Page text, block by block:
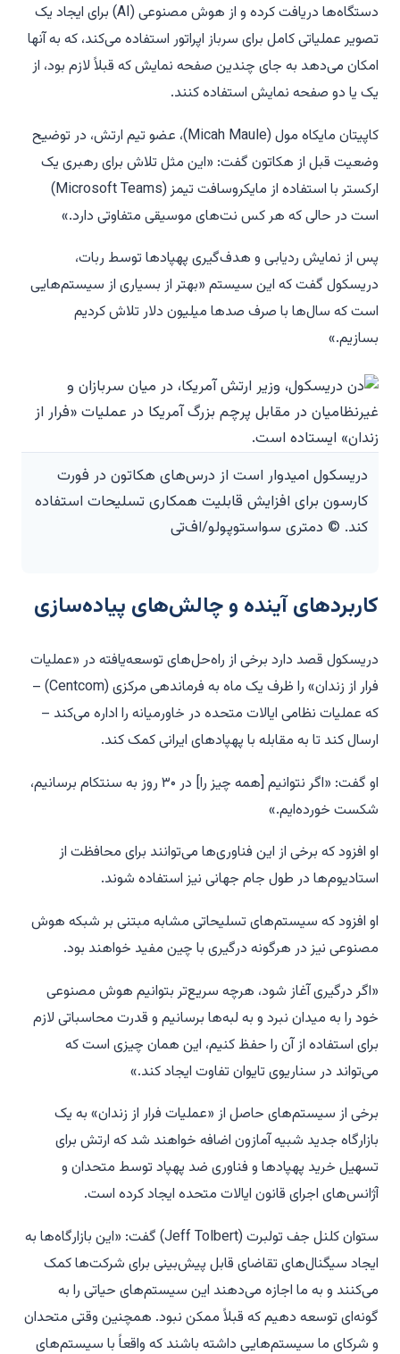
دستگاه‌ها دریافت کرده و از هوش مصنوعی (AI) برای ایجاد یک
تصویر عملیاتی کامل برای سرباز اپراتور استفاده می‌کند، که به آنها
امکان می‌دهد به جای چندین صفحه نمایش که قبلاً لازم بود، از
یک یا دو صفحه نمایش استفاده کنند.
کاپیتان مایکاه مول (Micah Maule)، عضو تیم ارتش، در توضیح
وضعیت قبل از هکاتون گفت: «این مثل تلاش برای رهبری یک
ارکستر با استفاده از مایکروسافت تیمز (Microsoft Teams)
است در حالی که هر کس نت‌های موسیقی متفاوتی دارد.»
پس از نمایش ردیابی و هدف‌گیری پهپادها توسط ربات،
دریسکول گفت که این سیستم «بهتر از بسیاری از سیستم‌هایی
است که سال‌ها با صرف صدها میلیون دلار تلاش کردیم
بسازیم.»
دریسکول امیدوار است از درس‌های هکاتون در فورت
کارسون برای افزایش قابلیت همکاری تسلیحات استفاده
کند. © دمتری سواستوپولو/اف‌تی
کاربردهای آینده و چالش‌های پیاده‌سازی
دریسکول قصد دارد برخی از راه‌حل‌های توسعه‌یافته در «عملیات
فرار از زندان» را ظرف یک ماه به فرماندهی مرکزی (Centcom) –
که عملیات نظامی ایالات متحده در خاورمیانه را اداره می‌کند –
ارسال کند تا به مقابله با پهپادهای ایرانی کمک کند.
او گفت: «اگر نتوانیم [همه چیز را] در ۳۰ روز به سنتکام برسانیم،
شکست خورده‌ایم.»
او افزود که برخی از این فناوری‌ها می‌توانند برای محافظت از
استادیوم‌ها در طول جام جهانی نیز استفاده شوند.
او افزود که سیستم‌های تسلیحاتی مشابه مبتنی بر شبکه هوش
مصنوعی نیز در هرگونه درگیری با چین مفید خواهند بود.
«اگر درگیری آغاز شود، هرچه سریع‌تر بتوانیم هوش مصنوعی
خود را به میدان نبرد و به لبه‌ها برسانیم و قدرت محاسباتی لازم
برای استفاده از آن را حفظ کنیم، این همان چیزی است که
می‌تواند در سناریوی تایوان تفاوت ایجاد کند.»
برخی از سیستم‌های حاصل از «عملیات فرار از زندان» به یک
بازارگاه جدید شبیه آمازون اضافه خواهند شد که ارتش برای
تسهیل خرید پهپادها و فناوری ضد پهپاد توسط متحدان و
آژانس‌های اجرای قانون ایالات متحده ایجاد کرده است.
ستوان کلنل جف تولبرت (Jeff Tolbert) گفت: «این بازارگاه‌ها به
ایجاد سیگنال‌های تقاضای قابل پیش‌بینی برای شرکت‌ها کمک
می‌کنند و به ما اجازه می‌دهند این سیستم‌های حیاتی را به
گونه‌ای توسعه دهیم که قبلاً ممکن نبود. همچنین وقتی متحدان
و شرکای ما سیستم‌هایی داشته باشند که واقعاً با سیستم‌های